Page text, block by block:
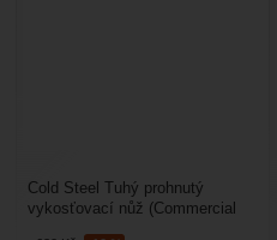
Cold Steel Tuhý prohnutý
vykosťovací nůž (Commercial